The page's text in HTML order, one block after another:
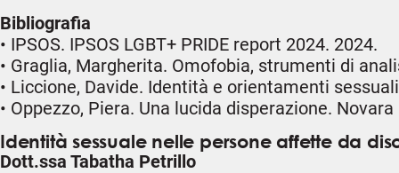
Bibliografia
• IPSOS. IPSOS LGBT+ PRIDE report 2024. 2024.
• Graglia, Margherita. Omofobia, strumenti di
• Liccione, Davide. Identità e orientamenti
• Oppezzo, Piera. Una lucida disperazione.
Identità sessuale nelle persone affette da
Dott.ssa Tabatha Petrillo